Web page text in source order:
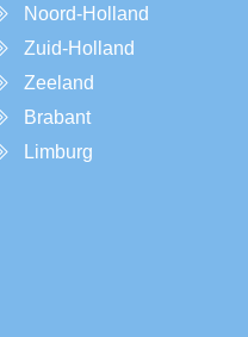
Noord-Holland
Zuid-Holland
Zeeland
Brabant
Limburg